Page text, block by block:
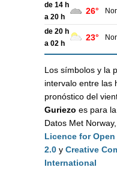
de 14 h
a 20 h
26°
de 20 h
a 02 h
23°
Los símbolos y la
intervalo entre las
pronóstico del
Guriezo es para
Datos Met
Licence for Open
2.0 y Creative
International